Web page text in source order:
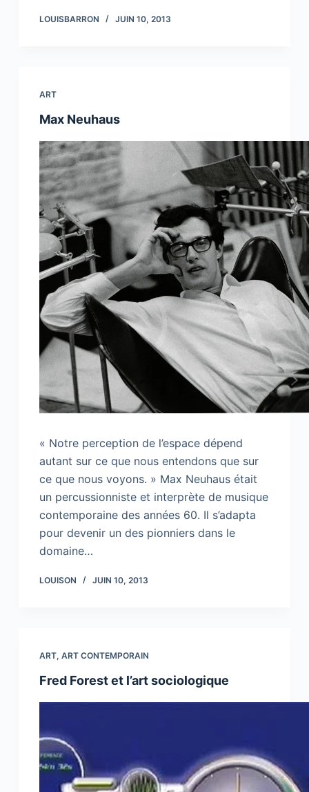
LOUISBARRON JUIN 10, 2013
ART
Max Neuhaus
« Notre perception de l’espace dépend
autant sur ce que nous entendons que sur
ce que nous voyons. » Max Neuhaus était
un percussionniste et interprète de musique
contemporaine des années 60. Il s’adapta
pour devenir un des pionniers dans le
domaine…
LOUISON JUIN 10, 2013
ART, ART CONTEMPORAIN
Fred Forest et l’art sociologique